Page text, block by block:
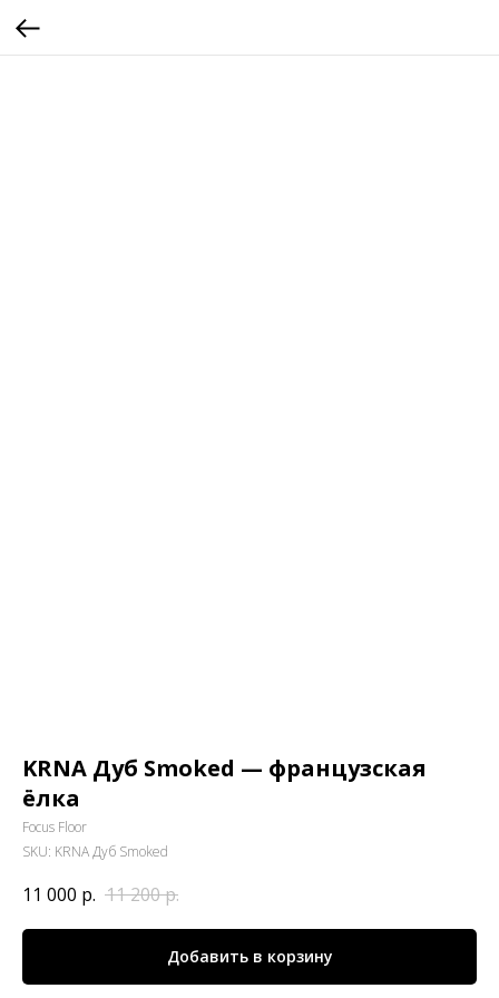
KRNA Дуб Smoked — французская
ёлка
Focus Floor
SKU: KRNA Дуб Smoked
11 000 р. 11 200р.
Добавить в корзину